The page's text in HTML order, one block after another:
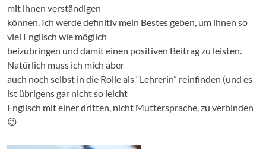
mit ihnen verständigen
können. Ich werde definitiv mein Bestes geben, um ihnen so
viel Englisch wie möglich
beizubringen und damit einen positiven Beitrag zu leisten.
Natürlich muss ich mich aber
auch noch selbst in die Rolle als “Lehrerin” reinfinden (und es
ist übrigens gar nicht so leicht
Englisch mit einer dritten, nicht Muttersprache, zu verbinden
😉